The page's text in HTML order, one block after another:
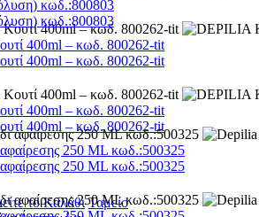
400ml – κωδ. 800262-tit
400ml – κωδ. 800262-tit
250 ML κωδ.:500325
250 ML κωδ.:500325
το Καλάθι Ταμείο
κωδ.:800803
κωδ.:800803
400ml – κωδ. 800262-tit
400ml – κωδ. 800262-tit